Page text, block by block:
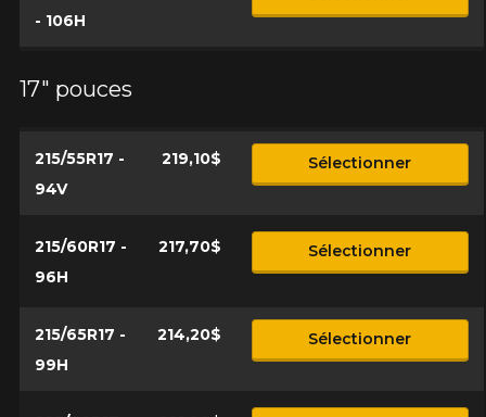
- 106H
17" pouces
215/55R17 -
94V
219,10$ Sélectionner
215/60R17 -
96H
217,70$ Sélectionner
215/65R17 -
99H
214,20$ Sélectionner